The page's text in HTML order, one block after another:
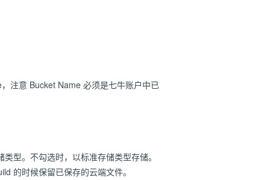
注意 Bucket Name 必须是七牛账户中已
型。不勾选时，以标准存储类型存储。
的时候保留已保存的云端文件。